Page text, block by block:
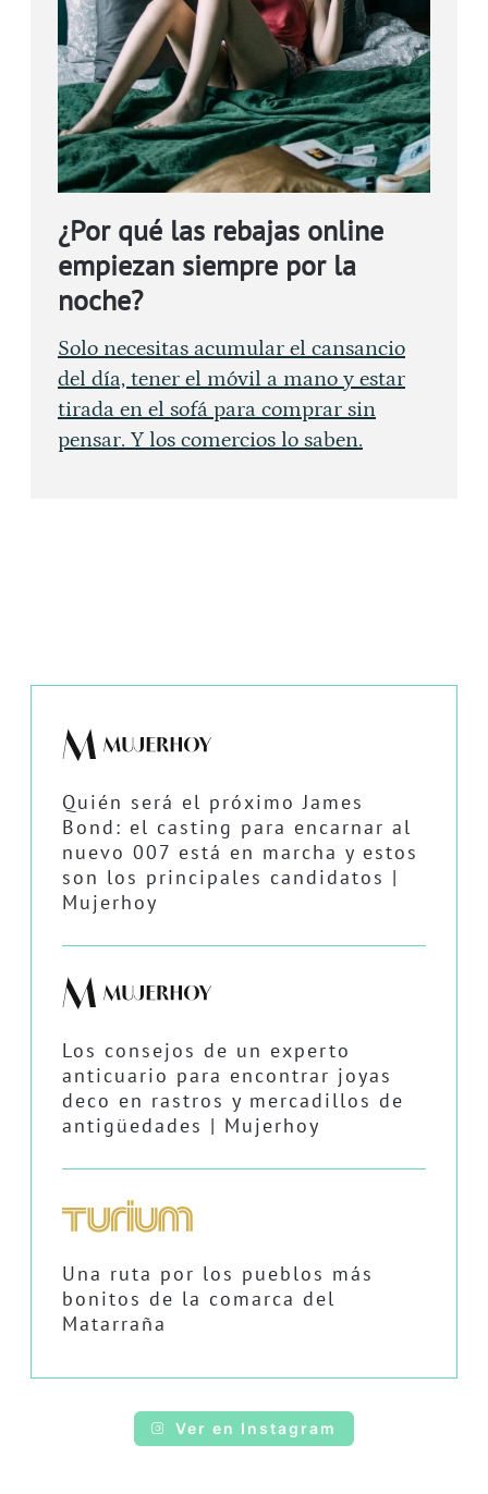
¿Por qué las rebajas online
empiezan siempre por la
noche?
Solo necesitas acumular el cansancio
del día, tener el móvil a mano y estar
tirada en el sofá para comprar sin
pensar. Y los comercios lo saben.
Quién será el próximo James
Bond: el casting para encarnar al
nuevo 007 está en marcha y estos
son los principales candidatos |
Mujerhoy
Los consejos de un experto
anticuario para encontrar joyas
deco en rastros y mercadillos de
antigüedades | Mujerhoy
Una ruta por los pueblos más
bonitos de la comarca del
Matarraña
Ver en Instagram